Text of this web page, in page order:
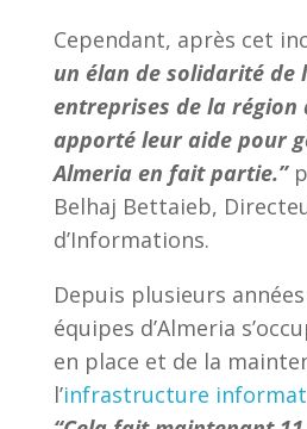
Cependant, après cet
un élan de solidarité de
entreprises de la région
apporté leur aide pour
Almeria en fait partie.”
Belhaj Bettaieb,
d’Informations.
Depuis plusieurs
équipes d’Almeria
en place et de la
l’infrastructure